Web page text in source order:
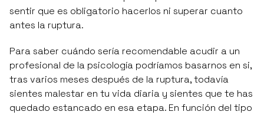
sentir que es obligatorio hacerlos ni superar cuanto
antes la ruptura.
Para saber cuándo sería recomendable acudir a un
profesional de la psicología podríamos basarnos en si,
tras varios meses después de la ruptura, todavía
sientes malestar en tu vida diaria y sientes que te has
quedado estancado en esa etapa. En función del tipo